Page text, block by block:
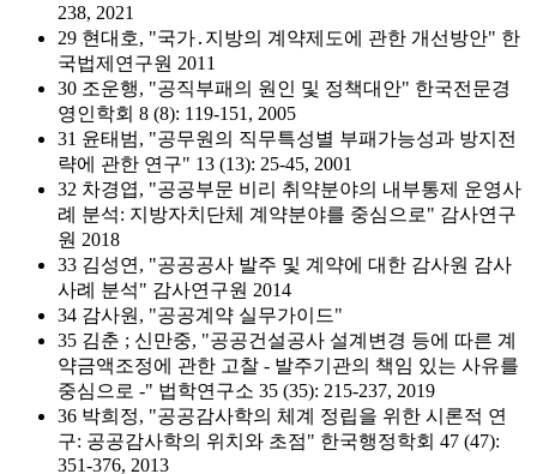
238, 2021
29 현대호, "국가․지방의 계약제도에 관한 개선방안" 한
국법제연구원 2011
30 조운행, "공직부패의 원인 및 정책대안" 한국전문경
영인학회 8 (8): 119-151, 2005
31 윤태범, "공무원의 직무특성별 부패가능성과 방지전
략에 관한 연구" 13 (13): 25-45, 2001
32 차경엽, "공공부문 비리 취약분야의 내부통제 운영사
례 분석: 지방자치단체 계약분야를 중심으로" 감사연구
원 2018
33 김성연, "공공공사 발주 및 계약에 대한 감사원 감사
사례 분석" 감사연구원 2014
34 감사원, "공공계약 실무가이드"
35 김춘 ; 신만중, "공공건설공사 설계변경 등에 따른 계
약금액조정에 관한 고찰 - 발주기관의 책임 있는 사유를
중심으로 -" 법학연구소 35 (35): 215-237, 2019
36 박희정, "공공감사학의 체계 정립을 위한 시론적 연
구: 공공감사학의 위치와 초점" 한국행정학회 47 (47):
351-376, 2013